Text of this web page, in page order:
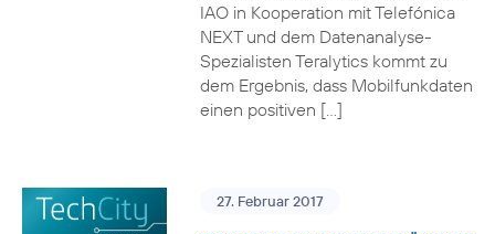
IAO in Kooperation mit Telefónica
NEXT und dem Datenanalyse-
Spezialisten Teralytics kommt zu
dem Ergebnis, dass Mobilfunkdaten
einen positiven […]
27. Februar 2017